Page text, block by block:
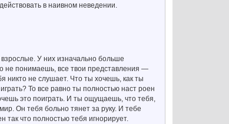
в наивном неведении.
У них изначально больше
не понимаешь, все твои представления —
никто не слушает. Что ты хочешь, как ты
То все равно ты полностью наст роен
это поиграть. И ты ощущаешь, что тебя,
Он тебя больно тянет за руку. И тебе
так что полностью тебя игнорирует.